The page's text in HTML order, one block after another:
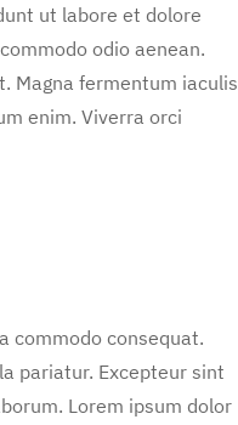
ut labore et dolore
odio aenean.
Magna fermentum iaculis
enim. Viverra orci
commodo consequat.
pariatur. Excepteur sint
Lorem ipsum dolor